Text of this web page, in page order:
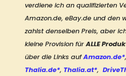
verdiene ich an qualifizierten
Amazon.de, eBay.de und den
zahlst denselben Preis, aber
kleine Provision für ALLE
über die Links auf Amazon.de*,
Thalia.de*, Thalia.at*,